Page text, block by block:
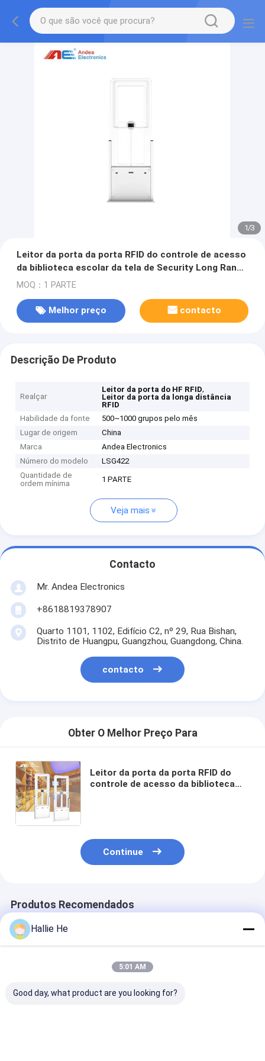
1/3
Leitor da porta da porta RFID do controle de acesso
da biblioteca escolar da tela de Security Long Range
do leitor da porta do HF RFID
MOQ：1 PARTE
Melhor preço contacto
Descrição De Produto
Realçar
Leitor da porta do HF RFID,
Leitor da porta da longa distância
RFID
Habilidade da fonte
500~1000 grupos pelo mês
Lugar de origem
China
Marca
Andea Electronics
Número do modelo
LSG422
Quantidade de
ordem mínima
1 PARTE
Veja mais
Contacto
Mr. Andea Electronics
+8618819378907
Quarto 1101, 1102, Edifício C2, nº 29, Rua Bishan,
Distrito de Huangpu, Guangzhou, Guangdong, China.
contacto
Obter O Melhor Preço Para
Leitor da porta da porta RFID do
controle de acesso da biblioteca
Continue
Produtos Recomendados
Hallie He
5:01 AM
Good day, what product are you looking for?